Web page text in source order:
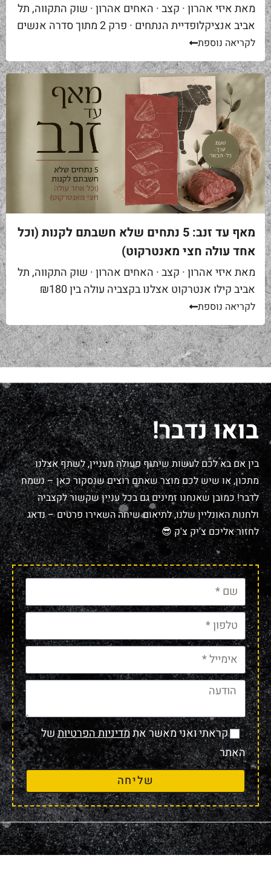
מאת איזי אהרון · קצב · האחים אהרון · שוק התקווה, תל
אביב אנציקלופדיית הנתחים · פרק 2 מתוך סדרה אנשים
באים אליי בקצביה ומבקשים "סקירט". שאלה ראשונה...
לקריאה נוספת
מאף עד זנב: 5 נתחים שלא חשבתם לקנות (וכל
אחד עולה חצי מאנטרקוט)
מאת איזי אהרון · קצב · האחים אהרון · שוק התקווה, תל
אביב קילו אנטרקוט אצלנו בקצביה עולה בין ₪180
ל-₪220. מחיר יפה – וגם מוצדק, כי זה...
לקריאה נוספת
בואו נדבר!
בין אם בא לכם לעשות שיתוף פעולה מעניין, לשתף אצלנו
מתכון, או שיש לכם מוצר שאתם רוצים שנסקור כאן – נשמח
לדבר! כמובן שאנחנו זמינים גם בכל עניין שקשור לקצביה
ולחנות האונליין שלנו, לתיאום שיחה השאירו פרטים – נדאג
לחזור אליכם צ'יק צ'ק 😎
קראתי ואני מאשר אתמדיניות הפרטיותשל
האתר
שליחה